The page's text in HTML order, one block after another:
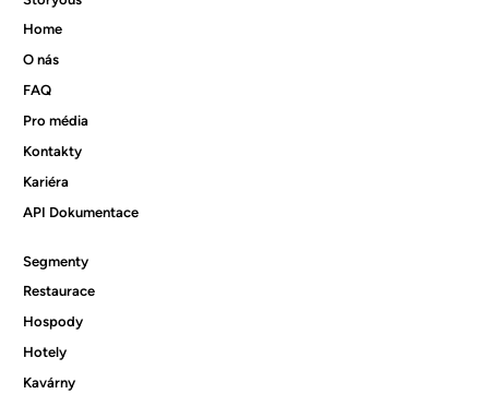
Home
O nás
FAQ
Pro média
Kontakty
Kariéra
API Dokumentace
Segmenty
Restaurace
Hospody
Hotely
Kavárny